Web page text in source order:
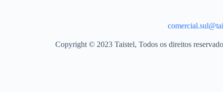
Copyright © 2023 Taistel, Todos os direitos